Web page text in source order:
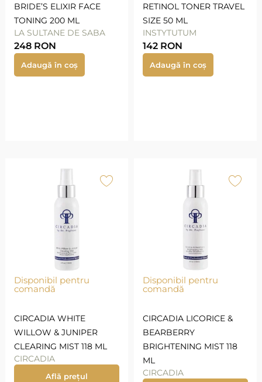
BRIDE’S ELIXIR FACE
TONING 200 ML
LA SULTANE DE SABA
248 RON
Adaugă în coș
RETINOL TONER TRAVEL
SIZE 50 ML
INSTYTUTUM
142 RON
Adaugă în coș
Disponibil pentru
comandă
CIRCADIA WHITE
WILLOW & JUNIPER
CLEARING MIST 118 ML
CIRCADIA
Află prețul
Disponibil pentru
comandă
CIRCADIA LICORICE &
BEARBERRY
BRIGHTENING MIST 118
ML
CIRCADIA